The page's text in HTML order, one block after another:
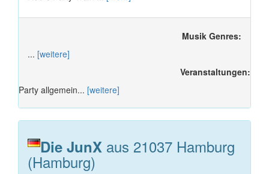
Musik Genres:
... [weitere]
Veranstaltungen:
Party allgemein... [weitere]
Die JunX aus 21037 Hamburg
(Hamburg)